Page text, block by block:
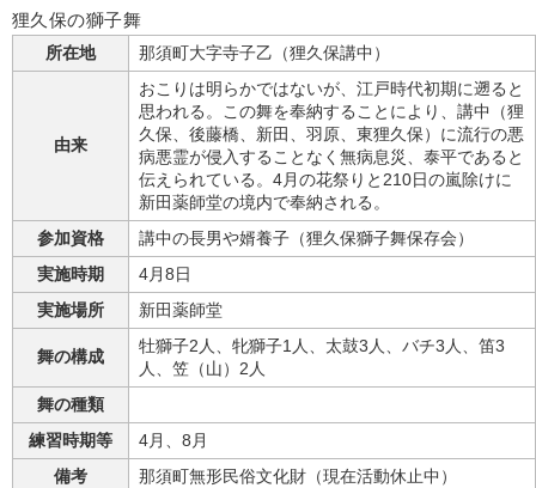
狸久保の獅子舞
所在地
那須町大字寺子乙（狸久保講中）
由来
おこりは明らかではないが、江戸時代初期に遡ると
思われる。この舞を奉納することにより、講中（狸
久保、後藤橋、新田、羽原、東狸久保）に流行の悪
病悪霊が侵入することなく無病息災、泰平であると
伝えられている。4月の花祭りと210日の嵐除けに
新田薬師堂の境内で奉納される。
参加資格
講中の長男や婿養子（狸久保獅子舞保存会）
実施時期
4月8日
実施場所
新田薬師堂
舞の構成
牡獅子2人、牝獅子1人、太鼓3人、バチ3人、笛3
人、笠（山）2人
舞の種類
練習時期等
4月、8月
備考
那須町無形民俗文化財（現在活動休止中）